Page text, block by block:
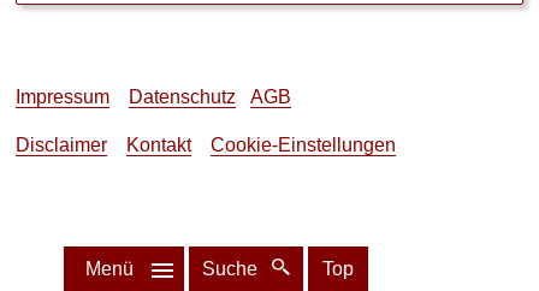
Impressum Datenschutz AGB
Disclaimer Kontakt Cookie-Einstellungen
Menü Suche Top